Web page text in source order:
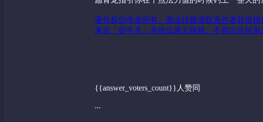
著作权归作者所有。商业转载请联系作者获得
来自「奶牛关」并给出原文链接。不得以任何形
{{answer_voters_count}}人赞同
...